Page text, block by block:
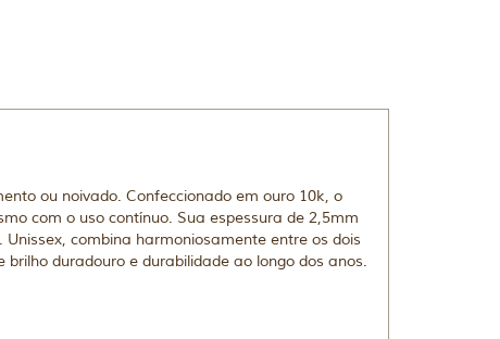
ou noivado. Confeccionado em ouro 10k, o
com o uso contínuo. Sua espessura de 2,5mm
combina harmoniosamente entre os dois
duradouro e durabilidade ao longo dos anos.